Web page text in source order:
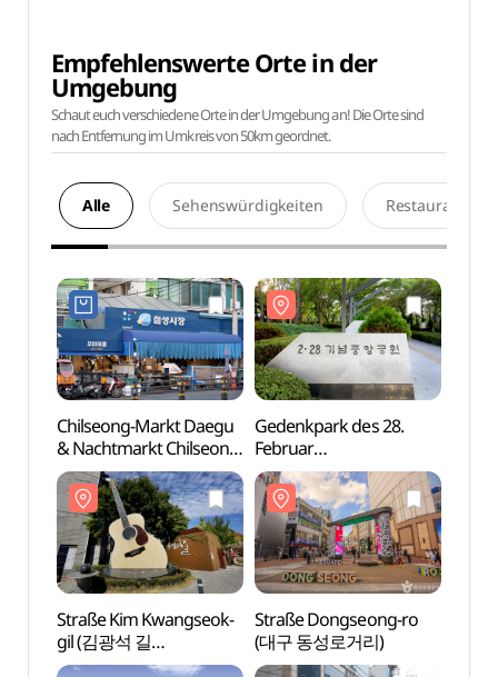
Empfehlenswerte Orte in der
Umgebung
Schaut euch verschiedene Orte in der Umgebung an! Die Orte sind
nach Entfernung im Umkreis von 50km geordnet.
Alle Sehenswürdigkeiten Restaurants
Chilseong-Markt Daegu
& Nachtmarkt Chilseong
(대구 칠성시장&
별별상상 칠성야시장)
Gedenkpark des 28.
Februar
(2.28기념중앙공원)
Straße Kim Kwangseok-
gil (김광석 길
(김광석다시그리기길)
Straße Dongseong-ro
(대구 동성로거리)